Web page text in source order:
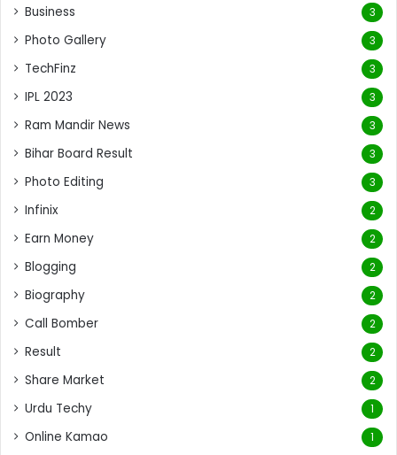
Business 3
Photo Gallery 3
TechFinz 3
IPL 2023 3
Ram Mandir News 3
Bihar Board Result 3
Photo Editing 3
Infinix 2
Earn Money 2
Blogging 2
Biography 2
Call Bomber 2
Result 2
Share Market 2
Urdu Techy 1
Online Kamao 1